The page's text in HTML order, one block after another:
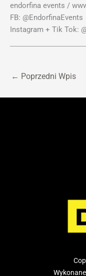
endorfina events /
FB: @EndorfinaEvents
Instagram + Tik Tok:
← Poprzedni Wpis